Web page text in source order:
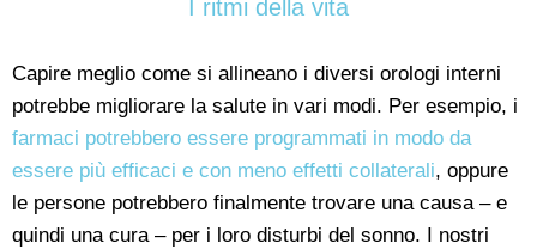
I ritmi della vita
Capire meglio come si allineano i diversi orologi interni
potrebbe migliorare la salute in vari modi. Per esempio, i
farmaci potrebbero essere programmati in modo da
essere più efficaci e con meno effetti collaterali, oppure
le persone potrebbero finalmente trovare una causa – e
quindi una cura – per i loro disturbi del sonno. I nostri